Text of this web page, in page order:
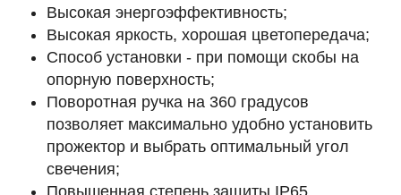
Высокая энергоэффективность;
Высокая яркость, хорошая цветопередача;
Способ установки - при помощи скобы на
опорную поверхность;
Поворотная ручка на 360 градусов
позволяет максимально удобно установить
прожектор и выбрать оптимальный угол
свечения;
Повышенная степень защиты IP65